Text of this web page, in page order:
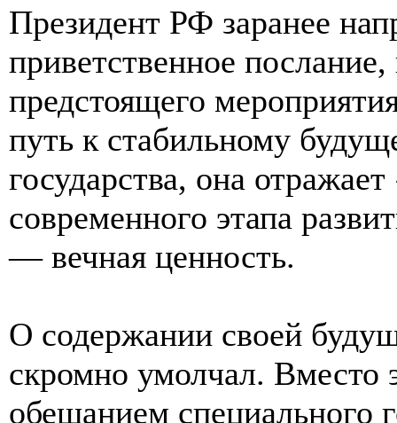
Президент РФ заранее
приветственное
предстоящего
путь к стабильному
государства, она
современного этапа
— вечная ценность.
О содержании своей
скромно умолчал. Вместо
обещанием специального